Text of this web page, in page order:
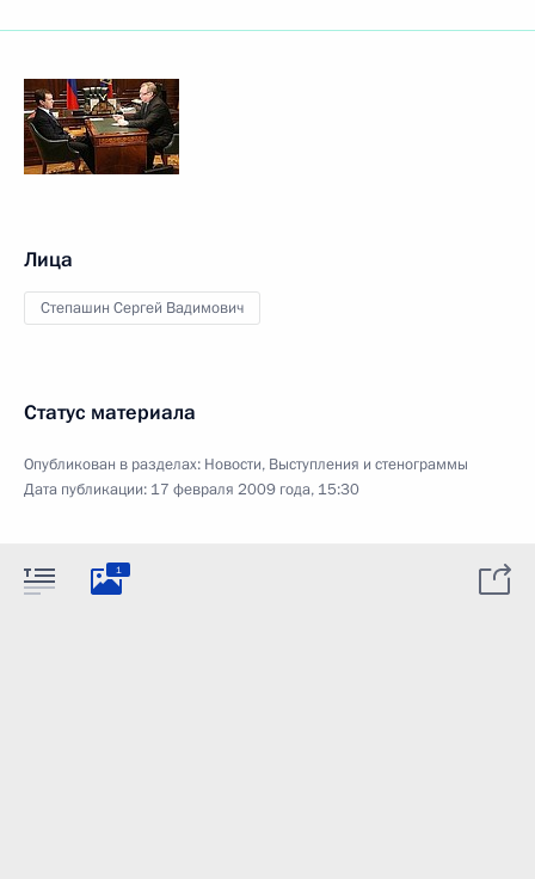
Лица
Степашин Сергей Вадимович
Статус материала
Опубликован в разделах: Новости, Выступления и стенограммы
Дата публикации: 17 февраля 2009 года, 15:30
1